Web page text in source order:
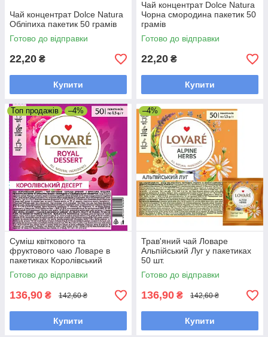
Чай концентрат Dolce Natura
Обліпиха пакетик 50 грамів
Готово до відправки
22,20 ₴
Купити
Чай концентрат Dolce Natura
Чорна смородина пакетик 50
грамів
Готово до відправки
22,20 ₴
Купити
Топ продажів –4%
Суміш квіткового та
фруктового чаю Ловаре в
пакетиках Королівський
десерт 50 шт.
Готово до відправки
136,90 ₴ 142,60 ₴
Купити
–4%
Трав'яний чай Ловаре
Альпійський Луг у пакетиках
50 шт.
Готово до відправки
136,90 ₴ 142,60 ₴
Купити